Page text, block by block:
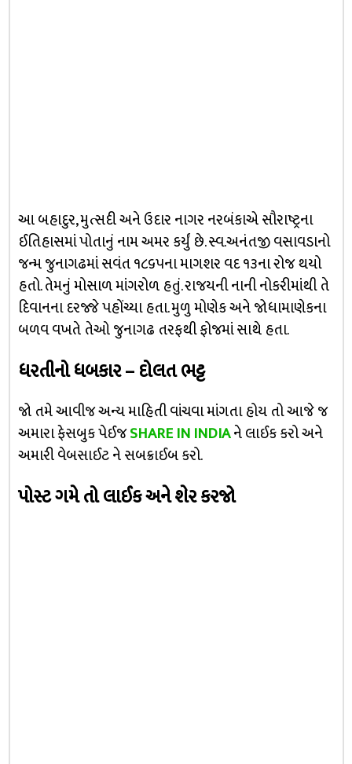
આ બહાદુર, મુત્સદી અને ઉદાર નાગર નરબંકાએ સૌરાષ્ટ્રના
ઈતિહાસમાં પોતાનું નામ અમર કર્યું છે. સ્વ.અનંતજી વસાવડાનો
જન્મ જુનાગઢમાં સવંત ૧૮૬૫ના માગશર વદ ૧૩ના રોજ થયો
હતો. તેમનું મોસાળ માંગરોળ હતું. રાજયની નાની નોકરીમાંથી તે
દિવાનના દરજ્જે પહોંચ્યા હતા. મુળુ મોણેક અને જોધામાણેકના
બળવ વખતે તેઓ જુનાગઢ તરફથી ફોજમાં સાથે હતા.
ધરતીનો ધબકાર – દોલત ભટ્ટ
જો તમે આવીજ અન્ય માહિતી વાંચવા માંગતા હોય તો આજે જ
અમારા ફેસબુક પેઈજSHARE IN INDIAને લાઈક કરો અને
અમારી વેબસાઈટ ને સબક્રાઈબ કરો.
પોસ્ટ ગમે તો લાઈક અને શેર કરજો